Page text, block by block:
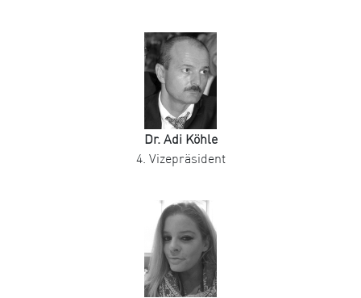
Dr. Adi Köhle
4. Vizepräsident